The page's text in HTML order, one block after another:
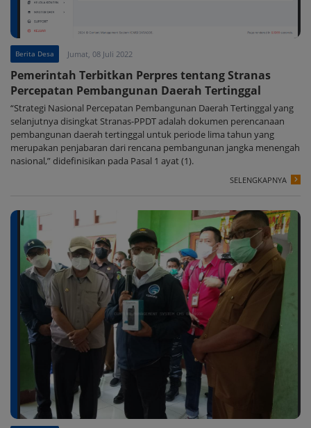
Berita Desa Jumat, 08 Juli 2022
Pemerintah Terbitkan Perpres tentang Stranas
Percepatan Pembangunan Daerah Tertinggal
“Strategi Nasional Percepatan Pembangunan Daerah Tertinggal yang
selanjutnya disingkat Stranas-PPDT adalah dokumen perencanaan
pembangunan daerah tertinggal untuk periode lima tahun yang
merupakan penjabaran dari rencana pembangunan jangka menengah
nasional,” didefinisikan pada Pasal 1 ayat (1).
SELENGKAPNYA